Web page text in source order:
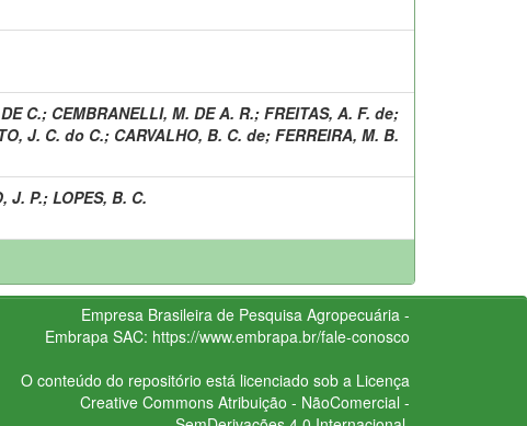
C.; CEMBRANELLI, M. DE A. R.; FREITAS, A. F. de;
J. C. do C.; CARVALHO, B. C. de; FERREIRA, M. B.
J. P.; LOPES, B. C.
Empresa Brasileira de Pesquisa Agropecuária -
Embrapa SAC: https://www.embrapa.br/fale-conosco
O conteúdo do repositório está licenciado sob a Licença
Creative CommonsAtribuição - NãoComercial -